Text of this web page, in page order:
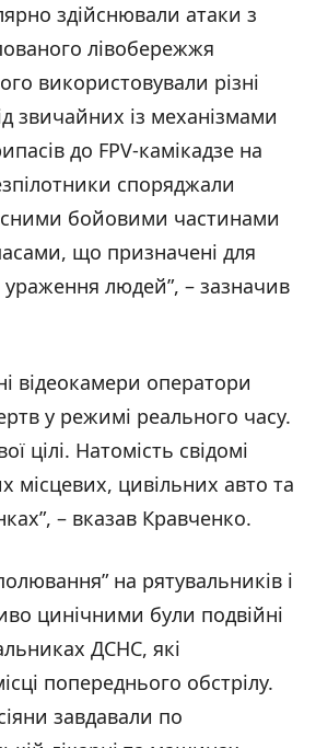
здійснювали атаки з
лівобережжя
використовували різні
звичайних із механізмами
до FPV-камікадзе на
споряджали
бойовими частинами
що призначені для
людей”, – зазначив
відеокамери оператори
у режимі реального часу.
цілі. Натомість свідомі
місцевих, цивільних авто та
– вказав Кравченко.
на рятувальників і
цинічними були подвійні
ДСНС, які
попереднього обстрілу.
завдавали по